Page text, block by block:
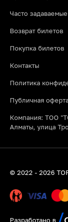
Часто
Возврат билетов
Покупка билетов
Контакты
Политика
Публичная
Компания: ТОО
Алматы, улица
© 2022 - 2026
Разработано в